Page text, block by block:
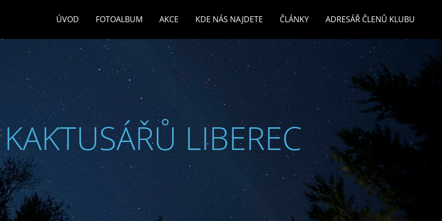
ÚVOD FOTOALBUM AKCE KDE NÁS NAJDETE ČLÁNKY ADRESÁŘ ČLENŮ KLUBU
LIBEREC